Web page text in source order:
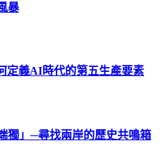
暴
義AI時代的第五生產要素
獨」─尋找兩岸的歷史共鳴箱